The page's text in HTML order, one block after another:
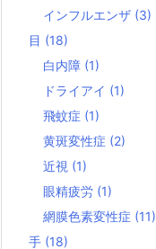
インフルエンザ (3)
目 (18)
白内障 (1)
ドライアイ (1)
飛蚊症 (1)
黄斑変性症 (2)
近視 (1)
眼精疲労 (1)
網膜色素変性症 (11)
手 (18)